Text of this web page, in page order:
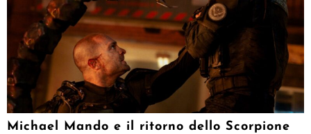
Michael Mando e il ritorno dello Scorpione